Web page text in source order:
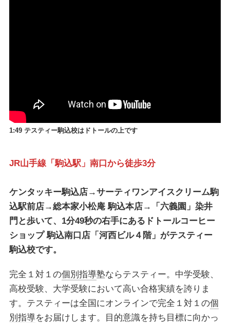
1:49 テスティー駒込校はドトールの上です
JR山手線「駒込駅」南口から徒歩3分
ケンタッキー駒込店→サーティワンアイスクリーム駒
込駅前店→総本家小松庵 駒込本店→「六義園」染井
門と歩いて、1分49秒の右手にあるドトールコーヒー
ショップ 駒込南口店「河西ビル４階」がテスティー
駒込校です。
完全１対１の個別指導塾ならテスティー。中学受験、
高校受験、大学受験において高い合格実績を誇りま
す。テスティーは全国にオンラインで完全１対１の個
別指導をお届けします。目的意識を持ち目標に向かっ